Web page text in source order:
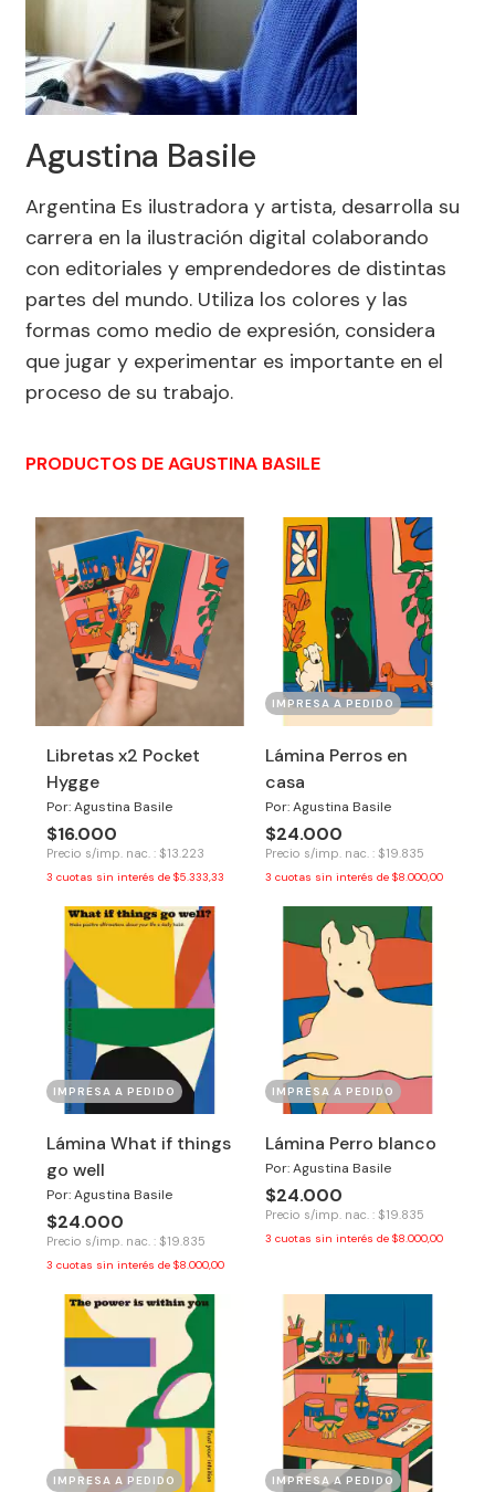
Agustina Basile
Argentina Es ilustradora y artista, desarrolla su
carrera en la ilustración digital colaborando
con editoriales y emprendedores de distintas
partes del mundo. Utiliza los colores y las
formas como medio de expresión, considera
que jugar y experimentar es importante en el
proceso de su trabajo.
PRODUCTOS DE AGUSTINA BASILE
Libretas x2 Pocket
Hygge
Por: Agustina Basile
$16.000
Precio s/imp. nac. : $13.223
3 cuotas sin interés de $5.333,33
IMPRESA A PEDIDO
Lámina Perros en
casa
Por: Agustina Basile
$24.000
Precio s/imp. nac. : $19.835
3 cuotas sin interés de $8.000,00
IMPRESA A PEDIDO
Lámina What if things
go well
Por: Agustina Basile
$24.000
Precio s/imp. nac. : $19.835
3 cuotas sin interés de $8.000,00
IMPRESA A PEDIDO
Lámina Perro blanco
Por: Agustina Basile
$24.000
Precio s/imp. nac. : $19.835
3 cuotas sin interés de $8.000,00
IMPRESA A PEDIDO IMPRESA A PEDIDO